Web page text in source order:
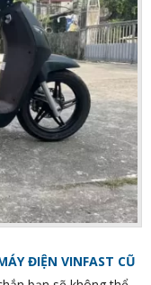
ĐIỆN VINFAST CŨ